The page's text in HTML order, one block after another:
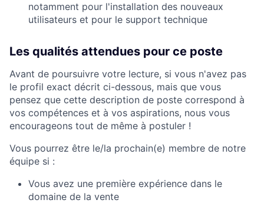
notamment pour l'installation des nouveaux
utilisateurs et pour le support technique
Les qualités attendues pour ce poste
Avant de poursuivre votre lecture, si vous n'avez pas
le profil exact décrit ci-dessous, mais que vous
pensez que cette description de poste correspond à
vos compétences et à vos aspirations, nous vous
encourageons tout de même à postuler !
Vous pourrez être le/la prochain(e) membre de notre
équipe si :
Vous avez une première expérience dans le
domaine de la vente